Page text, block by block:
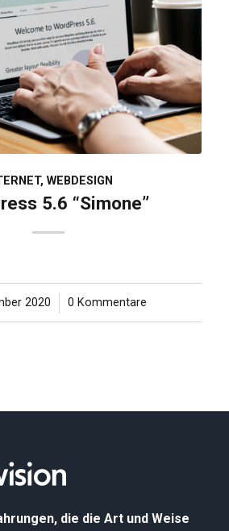
, WEBDESIGN
5.6 “Simone”
2020
/ 0 Kommentare
die die Art und Weise